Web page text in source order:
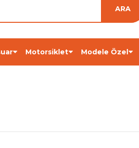
ARA
Motorsiklet Modele Özel